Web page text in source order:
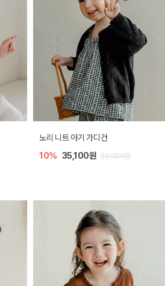
밀라 아기 원피스
30% 23,800원 34,000원